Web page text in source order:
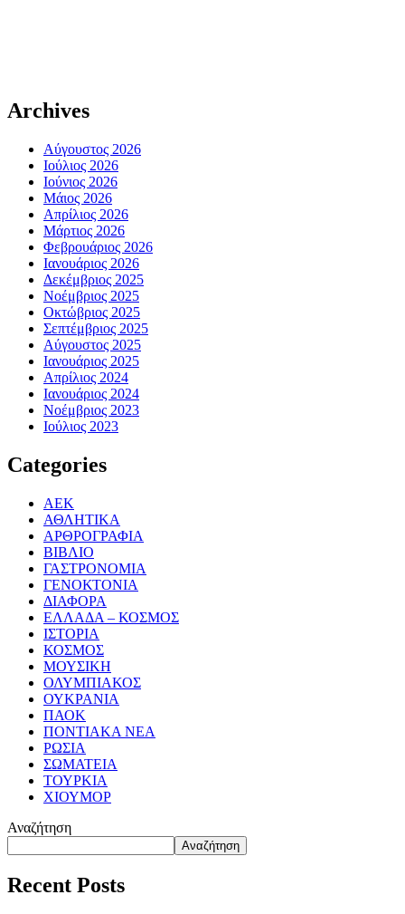
Archives
Αύγουστος 2026
Ιούλιος 2026
Ιούνιος 2026
Μάιος 2026
Απρίλιος 2026
Μάρτιος 2026
Φεβρουάριος 2026
Ιανουάριος 2026
Δεκέμβριος 2025
Νοέμβριος 2025
Οκτώβριος 2025
Σεπτέμβριος 2025
Αύγουστος 2025
Ιανουάριος 2025
Απρίλιος 2024
Ιανουάριος 2024
Νοέμβριος 2023
Ιούλιος 2023
Categories
ΑΕΚ
ΑΘΛΗΤΙΚΑ
ΑΡΘΡΟΓΡΑΦΙΑ
ΒΙΒΛΙΟ
ΓΑΣΤΡΟΝΟΜΙΑ
ΓΕΝΟΚΤΟΝΙΑ
ΔΙΑΦΟΡΑ
ΕΛΛΑΔΑ – ΚΟΣΜΟΣ
ΙΣΤΟΡΙΑ
ΚΟΣΜΟΣ
ΜΟΥΣΙΚΗ
ΟΛΥΜΠΙΑΚΟΣ
ΟΥΚΡΑΝΙΑ
ΠΑΟΚ
ΠΟΝΤΙΑΚΑ ΝΕΑ
ΡΩΣΙΑ
ΣΩΜΑΤΕΙΑ
ΤΟΥΡΚΙΑ
ΧΙΟΥΜΟΡ
Αναζήτηση
Αναζήτηση
Recent Posts